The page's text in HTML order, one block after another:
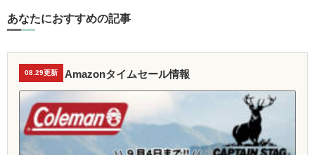
あなたにおすすめの記事
08.29更新 Amazonタイムセール情報